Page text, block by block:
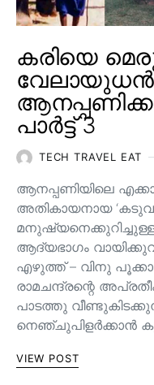
കരിയെ
പാർട്ട് 3
TECH TRAVEL EAT
ആനപ്പണിയിലെ
അതികായനായ
ആദ്യഭാഗം
എഴുത്ത് – വിനു
രാമചന്ദ്രന്റെ
പാടത്തു
നെഞ്ചുപിളർക്കാൻ
VIEW POST